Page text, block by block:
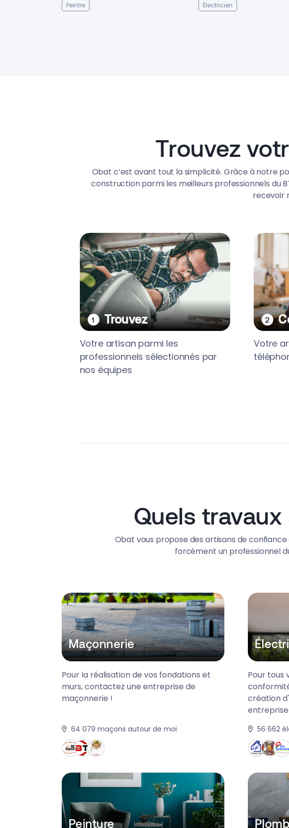
Peintre
Électricien
Trouvez
Obat c’est avant tout la simplicité. Grâce à notre
construction parmi les meilleurs professionnels du
recevoir
Trouvez
Votre artisan parmi les
professionnels sélectionnés par
nos équipes
Votre
Quels
Obat vous propose des artisans de
forcément un professionnel
Maçonnerie
Pour la réalisation de vos fondations et
murs, contactez une entreprise de
maçonnerie !
64 079 maçons autour de moi
Pour tous
création
56 662
Peinture